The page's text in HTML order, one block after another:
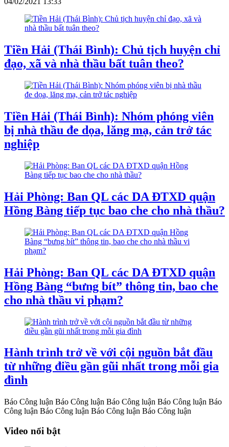
Tiền Hải (Thái Bình): Chủ tịch huyện chỉ
đạo, xã và nhà thầu bất tuân theo?
Tiền Hải (Thái Bình): Nhóm phóng viên
bị nhà thầu đe dọa, lăng mạ, cản trở tác
nghiệp
Hải Phòng: Ban QL các DA ĐTXD quận
Hồng Bàng tiếp tục bao che cho nhà thầu?
Hải Phòng: Ban QL các DA ĐTXD quận
Hồng Bàng “bưng bít” thông tin, bao che
cho nhà thầu vi phạm?
Hành trình trở về với cội nguồn bắt đầu
từ những điều gần gũi nhất trong mỗi gia
đình
Báo Công luận Báo Công luận Báo Công luận Báo Công luận Báo
Công luận Báo Công luận Báo Công luận Báo Công luận
Video nổi bật